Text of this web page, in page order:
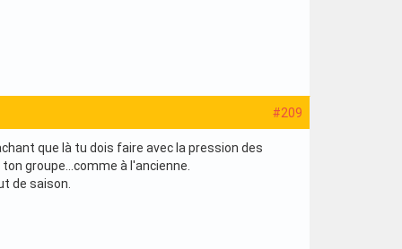
#209
que là tu dois faire avec la pression des
groupe...comme à l'ancienne.
de saison.